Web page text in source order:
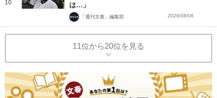
10 は…」
「週刊文春」編集部 2026/08/06
11位から20位を見る